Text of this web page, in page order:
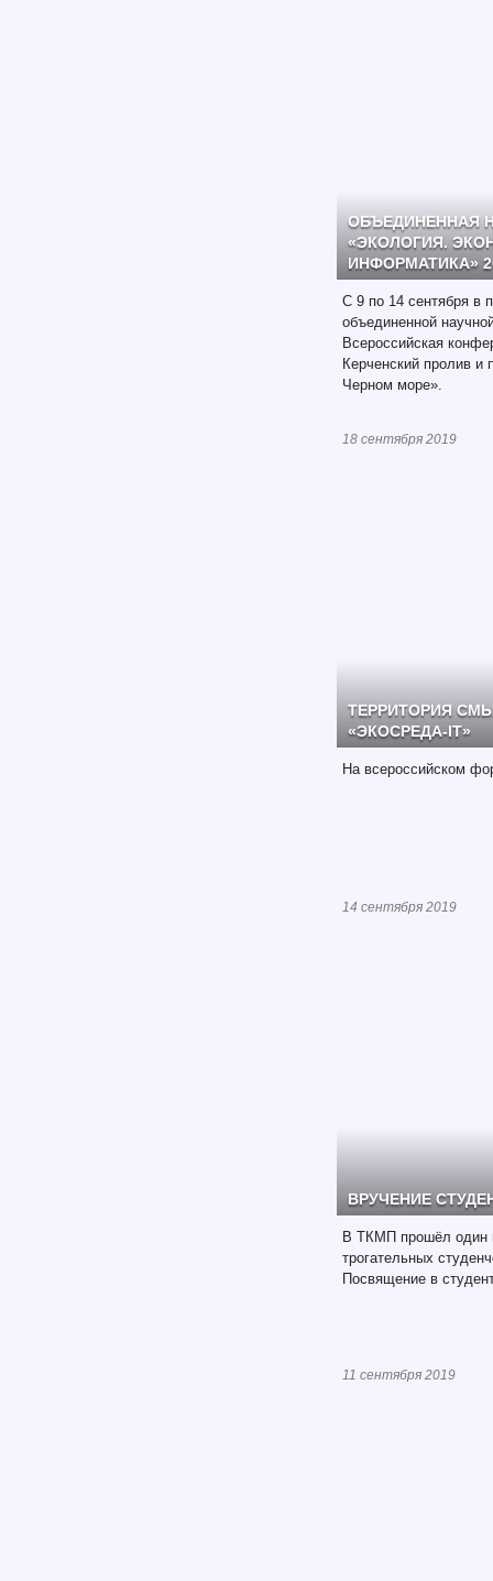
ОБЪЕДИНЕННАЯ
«ЭКОЛОГИЯ.
ИНФОРМАТИКА»
С 9 по 14 сентября в
объединенной
Всероссийская
Керченский пролив и
Черном море».
18 сентября 2019
ТЕРРИТОРИЯ
«ЭКОСРЕДА-IT»
На всероссийском
14 сентября 2019
ВРУЧЕНИЕ
В ТКМП прошёл один
трогательных
Посвящение в
11 сентября 2019